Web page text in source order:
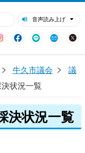
音声読み上げ
Instagram
Facebook
LINE Mail
牛久市議会
議
状況一覧
決状況一覧